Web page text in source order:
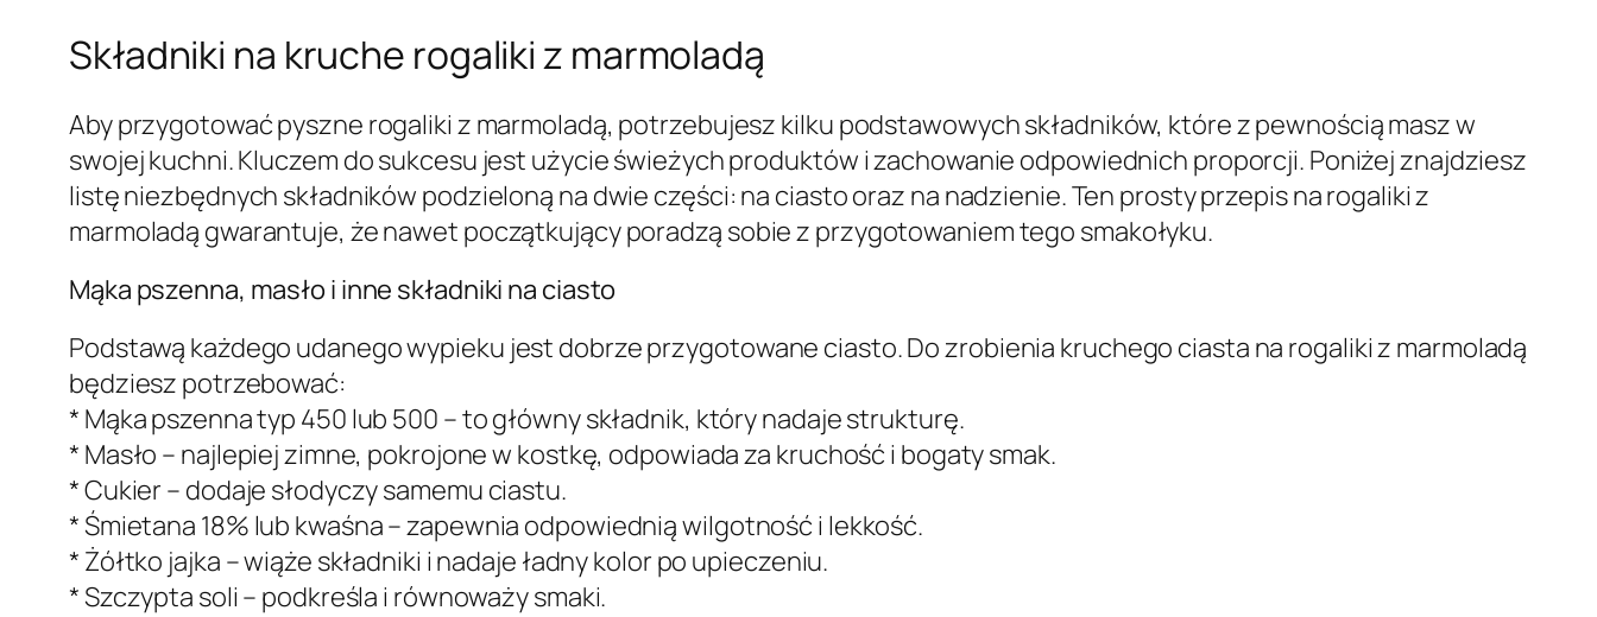
Składniki na kruche rogaliki z marmoladą
Aby przygotować pyszne rogaliki z marmoladą, potrzebujesz kilku podstawowych składników, które z pewnością masz w
swojej kuchni. Kluczem do sukcesu jest użycie świeżych produktów i zachowanie odpowiednich proporcji. Poniżej znajdziesz
listę niezbędnych składników podzieloną na dwie części: na ciasto oraz na nadzienie. Ten prosty przepis na rogaliki z
marmoladą gwarantuje, że nawet początkujący poradzą sobie z przygotowaniem tego smakołyku.
Mąka pszenna, masło i inne składniki na ciasto
Podstawą każdego udanego wypieku jest dobrze przygotowane ciasto. Do zrobienia kruchego ciasta na rogaliki z marmoladą
będziesz potrzebować:
* Mąka pszenna typ 450 lub 500 – to główny składnik, który nadaje strukturę.
* Masło – najlepiej zimne, pokrojone w kostkę, odpowiada za kruchość i bogaty smak.
* Cukier – dodaje słodyczy samemu ciastu.
* Śmietana 18% lub kwaśna – zapewnia odpowiednią wilgotność i lekkość.
* Żółtko jajka – wiąże składniki i nadaje ładny kolor po upieczeniu.
* Szczypta soli – podkreśla i równoważy smaki.